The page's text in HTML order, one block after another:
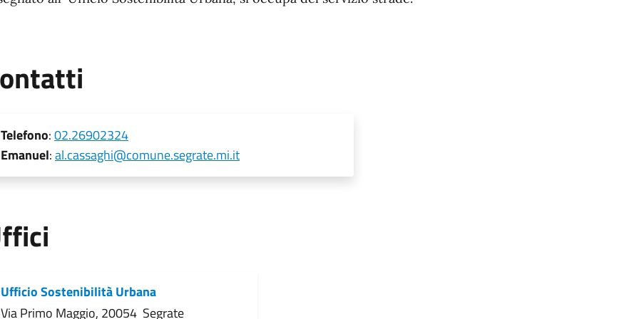
Telefono:02.26902324
Emanuel:al.cassaghi@comune.segrate.mi.it
Ufficio Sostenibilità Urbana
Via Primo Maggio, 20054 Segrate